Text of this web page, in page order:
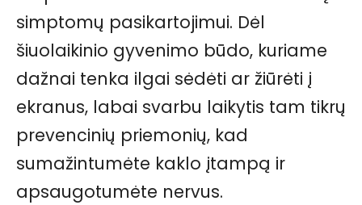
simptomų pasikartojimui. Dėl
šiuolaikinio gyvenimo būdo, kuriame
dažnai tenka ilgai sėdėti ar žiūrėti į
ekranus, labai svarbu laikytis tam tikrų
prevencinių priemonių, kad
sumažintumėte kaklo įtampą ir
apsaugotumėte nervus.